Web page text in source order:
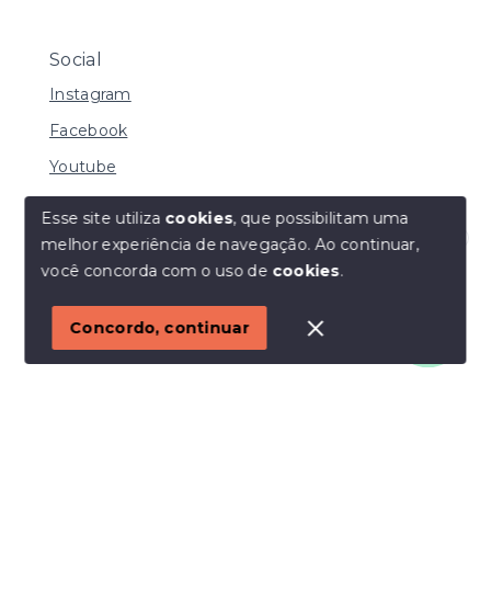
Olá! Estamos disponíveis para te ajudar.
Social
Instagram
Facebook
Youtube
© Copyright 2026 - I URBE CONSULTORIA
IMOBILIÁRIA | CRECI 33.934 J - Todos os direitos
SITE PARA IMOBILIARIA
Esse site utiliza cookies, que possibilitam uma
melhor experiência de navegação.Ao continuar,
você concorda com o uso de cookies.
Concordo, continuar